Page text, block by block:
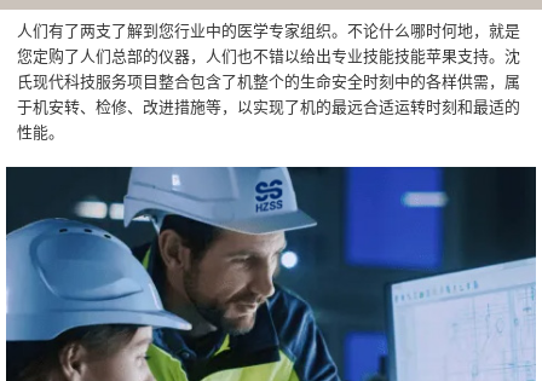
人们有了两支了解到您行业中的医学专家组织。不论什么哪时何地，就是
您定购了人们总部的仪器，人们也不错以给出专业技能技能苹果支持。沈
氏现代科技服务项目整合包含了机整个的生命安全时刻中的各样供需，属
于机安转、检修、改进措施等，以实现了机的最远合适运转时刻和最适的
性能。